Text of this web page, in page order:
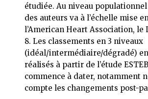
étudiée. Au niveau
des auteurs va à l’échelle mise
l’American Heart Association, le
8. Les classements en 3 niveaux
(idéal/intermédiaire/dégradé)
réalisés à partir de l’étude
commence à dater, notamment
compte les changements post-